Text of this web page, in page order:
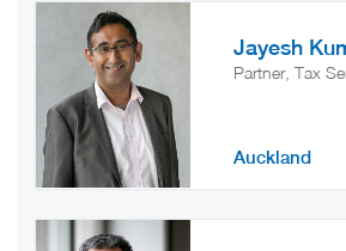
Jayesh
Partner, Tax
Auckland